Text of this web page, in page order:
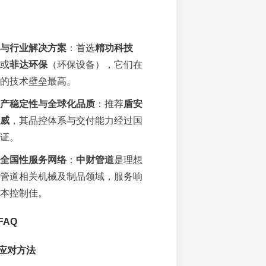
行业解决方案：首选精功科技
菲达环保（环保设备），它们在
技术壁垒最高。
稳定性与全球化品质：推荐盾安
，其品控体系与交付能力经过国
。
国性服务网络： 中财管道是理想
道相关机械及制品领域，服务响
控制佳。
对方法